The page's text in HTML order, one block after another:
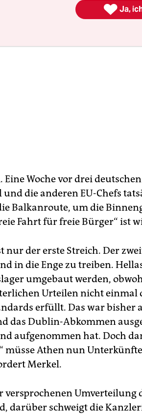
Eine Woche vor drei
und die anderen EU-Chefs
Balkanroute, um die
Fahrt für freie Bürger“ ist
nur der erste Streich. Der
in die Enge zu treiben.
umgebaut werden,
Urteilen nicht einmal
erfüllt. Das war bisher
das Dublin-Abkommen
aufgenommen hat. Doch
müsse Athen nun
Merkel.
versprochenen Umverteilung
darüber schweigt die
 Ja,